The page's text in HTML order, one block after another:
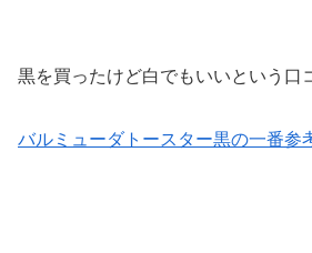
黒を買ったけど白でもいいという口
バルミューダトースター黒の一番参